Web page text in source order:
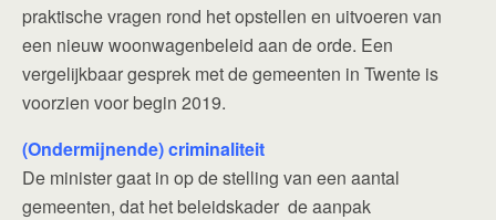
praktische vragen rond het opstellen en uitvoeren van
een nieuw woonwagenbeleid aan de orde. Een
vergelijkbaar gesprek met de gemeenten in Twente is
voorzien voor begin 2019.
(Ondermijnende) criminaliteit
De minister gaat in op de stelling van een aantal
gemeenten, dat het beleidskader de aanpak